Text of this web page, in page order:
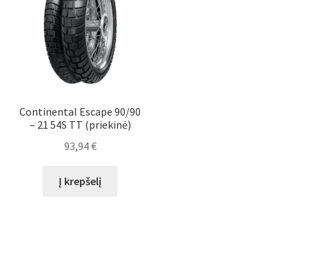
Continental Escape 90/90
– 21 54S TT (priekinė)
93,94€
Į krepšelį